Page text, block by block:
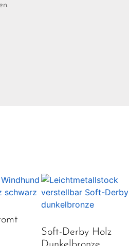
Soft-Derby Holz